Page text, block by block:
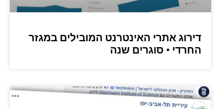
דירוג אתרי האינטרנט המובילים במגזר
החרדי • סוגרים שנה